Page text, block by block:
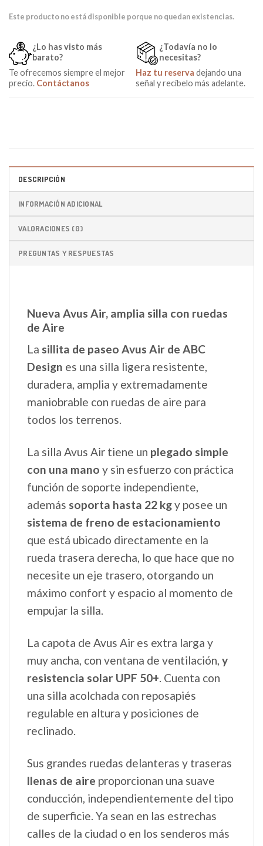
Este producto no está disponible porque no quedan existencias.
¿Lo has visto más
barato?
Te ofrecemos siempre el mejor
precio. Contáctanos
¿Todavía no lo
necesitas?
Haz tu reserva dejando una
señal y recíbelo más adelante.
DESCRIPCIÓN
INFORMACIÓN ADICIONAL
VALORACIONES (0)
PREGUNTAS Y RESPUESTAS
Nueva Avus Air, amplia silla con ruedas
de Aire
La sillita de paseo Avus Air de ABC
Design es una silla ligera resistente,
duradera, amplia y extremadamente
maniobrable con ruedas de aire para
todos los terrenos.
La silla Avus Air tiene un plegado simple
con una mano y sin esfuerzo con práctica
función de soporte independiente,
además soporta hasta 22 kgy posee un
sistema de freno de estacionamiento
que está ubicado directamente en la
rueda trasera derecha, lo que hace que no
necesite un eje trasero, otorgando un
máximo confort y espacio al momento de
empujar la silla.
La capota de Avus Air es extra larga y
muy ancha, con ventana de ventilación, y
resistencia solar UPF 50+. Cuenta con
una silla acolchada con reposapiés
regulable en altura y posiciones de
reclinado.
Sus grandes ruedas delanteras y traseras
llenas de aire proporcionan una suave
conducción, independientemente del tipo
de superficie. Ya sean en las estrechas
calles de la ciudad o en los senderos más